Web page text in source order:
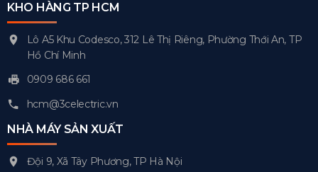
KHO HÀNG TP HCM
Lô A5 Khu Codesco, 312 Lê Thị Riêng, Phường Thới An, TP
Hồ Chí Minh
0909 686 661
hcm@3celectric.vn
NHÀ MÁY SẢN XUẤT
Đội 9, Xã Tây Phương, TP Hà Nội